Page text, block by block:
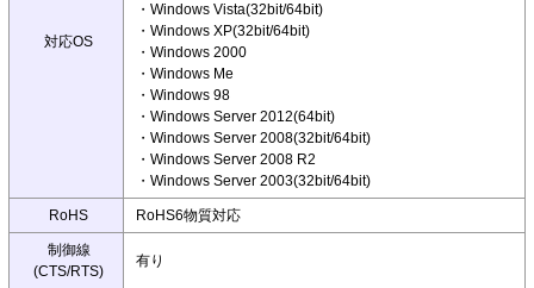
対応OS
・Windows Vista(32bit/64bit)
・Windows XP(32bit/64bit)
・Windows 2000
・Windows Me
・Windows 98
・Windows Server 2012(64bit)
・Windows Server 2008(32bit/64bit)
・Windows Server 2008 R2
・Windows Server 2003(32bit/64bit)
RoHS RoHS6物質対応
制御線
(CTS/RTS)
有り